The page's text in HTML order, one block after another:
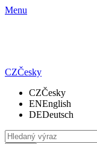
Menu
CZČesky
CZČesky
ENEnglish
DEDeutsch